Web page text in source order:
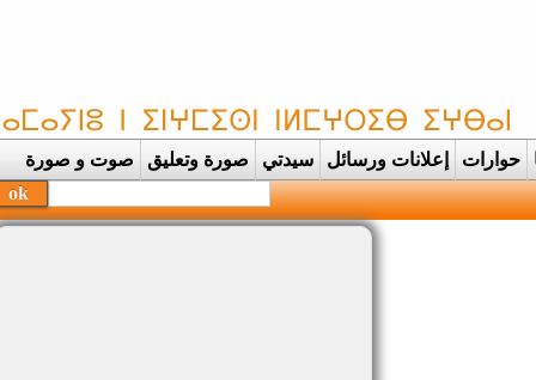
حوارات إعلانات ورسائل سيدتي صورة وتعليق صوت و صورة